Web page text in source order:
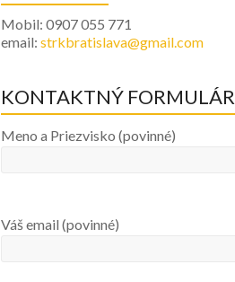
Mobil: 0907 055 771
email: strkbratislava@gmail.com
KONTAKTNÝ FORMULÁR
Meno a Priezvisko (povinné)
Váš email (povinné)